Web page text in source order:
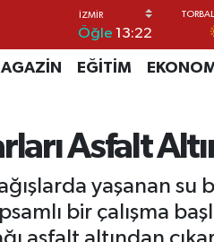
Öğle 13:22
EĞİTİM
Asfalt
yaşanan su
bir çalışma
asfalt altından